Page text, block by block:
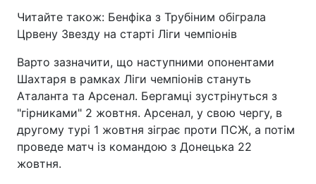
Читайте також: Бенфіка з Трубіним обіграла
Црвену Звезду на старті Ліги чемпіонів
Варто зазначити, що наступними опонентами
Шахтаря в рамках Ліги чемпіонів стануть
Аталанта та Арсенал. Бергамці зустрінуться з
"гірниками" 2 жовтня. Арсенал, у свою чергу, в
другому турі 1 жовтня зіграє проти ПСЖ, а потім
проведе матч із командою з Донецька 22
жовтня.